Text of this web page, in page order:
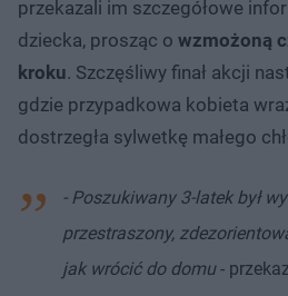
przekazali im szczegółowe
dziecka, prosząc o wzmożoną
kroku. Szczęśliwy finał akcji
gdzie przypadkowa kobieta
dostrzegła sylwetkę małego
- Poszukiwany 3-latek był
przestraszony,
jak wrócić do domu-